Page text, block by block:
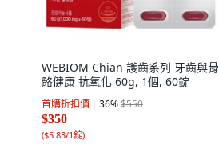
WEBIOM Chian 護齒系列 牙齒與骨
骼健康 抗氧化 60g, 1個, 60錠
首購折扣價 36%$550
$350
($5.83/1錠)